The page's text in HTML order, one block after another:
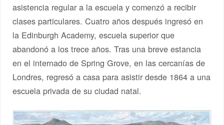
asistencia regular a la escuela y comenzó a recibir
clases particulares. Cuatro años después ingresó en
la Edinburgh Academy, escuela superior que
abandonó a los trece años. Tras una breve estancia
en el internado de Spring Grove, en las cercanías de
Londres, regresó a casa para asistir desde 1864 a una
escuela privada de su ciudad natal.